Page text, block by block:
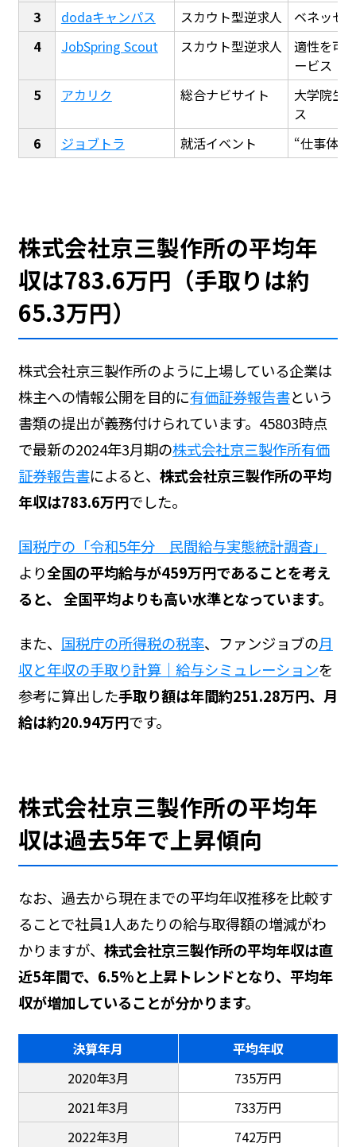
dodaキャンパス
スカウト型逆求人
ベネッセ
JobSpring Scout
スカウト型逆求人
適性を可
ービス
アカリク
総合ナビサイト
大学院生
ス
ジョブトラ
就活イベント “仕事体
株式会社京三製作所の平均年
収は783.6万円（手取りは約
65.3万円）
株式会社京三製作所のように上場している企業は
株主への情報公開を目的に有価証券報告書という
書類の提出が義務付けられています。45803時点
で最新の2024年3月期の株式会社京三製作所有価
証券報告書によると、 株式会社京三製作所の平均
年収は783.6万円でした。
国税庁の「令和5年分 民間給与実態統計調査」
より全国の平均給与が459万円であることを考え
ると、 全国平均よりも高い水準となっています。
また、 国税庁の所得税の税率、ファンジョブの月
収と年収の手取り計算｜給与シミュレーションを
参考に算出した手取り額は年間約251.28万円、月
給は約20.94万円です。
株式会社京三製作所の平均年
収は過去5年で上昇傾向
なお、過去から現在までの平均年収推移を比較す
ることで社員1人あたりの給与取得額の増減がわ
かりますが、 株式会社京三製作所の平均年収は直
近5年間で、6.5%と上昇トレンドとなり、平均年
収が増加していることが分かります。
決算年月
平均年収
2020年3月
735万円
2021年3月
733万円
2022年3月
742万円